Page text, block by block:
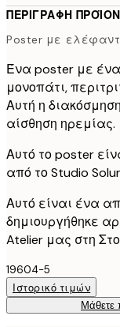
ΠΕΡΙΓΡΑΦΉ
Poster με
Ένα poster με
μονοπάτι,
Αυτή η
αίσθηση ηρεμίας.
Αυτό το poster
από το Studio
Αυτό είναι ένα
δημιουργήθηκε
Atelier μας στη
19604-5
Ιστορικό τιμών
Μάθετε